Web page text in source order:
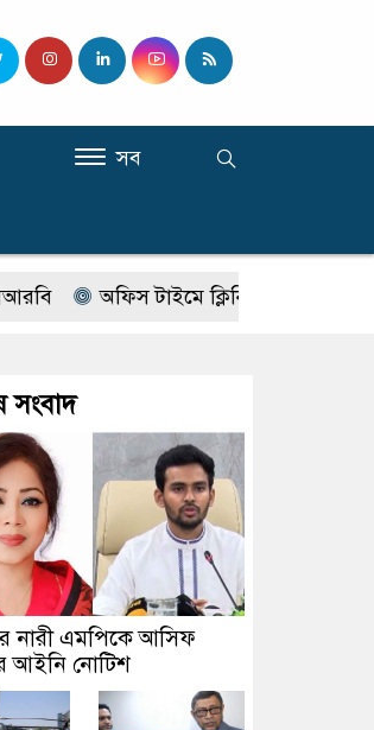
সব
অফিস টাইমে ক্লিনিকে রোগী দেখছিলেন
সংবাদ
নারী এমপিকে আসিফ
আইনি নোটিশ